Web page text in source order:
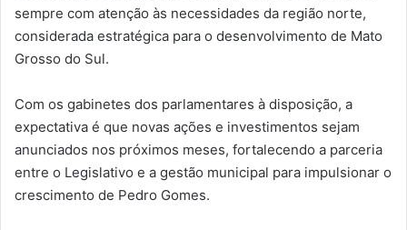
sempre com atenção às necessidades da região norte,
considerada estratégica para o desenvolvimento de Mato
Grosso do Sul.
Com os gabinetes dos parlamentares à disposição, a
expectativa é que novas ações e investimentos sejam
anunciados nos próximos meses, fortalecendo a parceria
entre o Legislativo e a gestão municipal para impulsionar o
crescimento de Pedro Gomes.